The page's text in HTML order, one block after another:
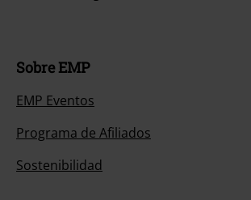
Sobre EMP
EMP Eventos
Programa de Afiliados
Sostenibilidad